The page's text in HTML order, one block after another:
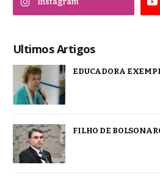
Ultimos Artigos
EDUCADORA
FILHO DE